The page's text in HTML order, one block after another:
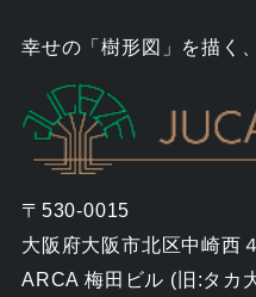
幸せの「樹形図」を描く、
〒530-0015
大阪府大阪市北区中崎西
ARCA 梅田ビル (旧:タカ